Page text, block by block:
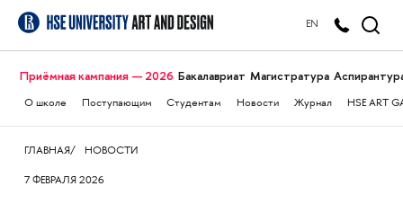
EN
Приёмная кампания — 2026 Бакалавриат Магистратура
О школе Поступающим Студентам Новости Журнал HSE ART
ГЛАВНАЯ НОВОСТИ
7 ФЕВРАЛЯ 2026